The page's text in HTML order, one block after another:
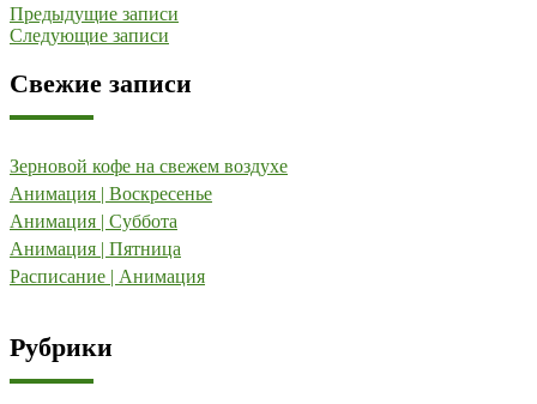
Навигация
по
записям
Предыдущие записи
Следующие записи
Свежие записи
Зерновой кофе на свежем воздухе
Анимация | Воскресенье
Анимация | Суббота
Анимация | Пятница
Расписание | Анимация
Рубрики